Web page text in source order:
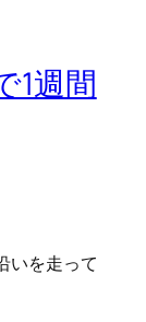
1週間
いを走って